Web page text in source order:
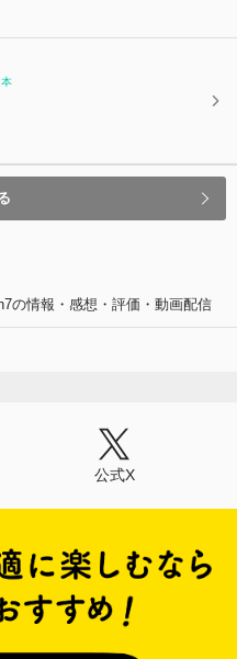
本
の情報・感想・評価・動画配信
公式X